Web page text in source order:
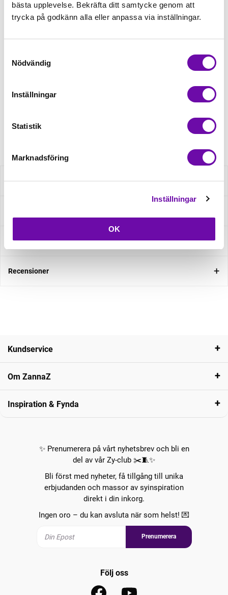
bästa upplevelse. Bekräfta ditt samtycke genom att
trycka på godkänn alla eller anpassa via inställningar.
Nödvändig
Inställningar
Statistik
Marknadsföring
Inställningar
OK
Lägg först önskad mängd i varukorgen,
välj sedan matchande tillbehör
Beställningsvara
Artikelnr: RS0191-008
Beskrivning
Fråga om produkt
Recensioner
Kundservice
Om ZannaZ
Inspiration & Fynda
✨ Prenumerera på vårt nyhetsbrev och bli en
del av vår Zy-club ✂️🧵✨
Bli först med nyheter, få tillgång till unika
erbjudanden och massor av syinspiration
direkt i din inkorg.
Ingen oro – du kan avsluta när som helst! 💌
Prenumerera
Följ oss